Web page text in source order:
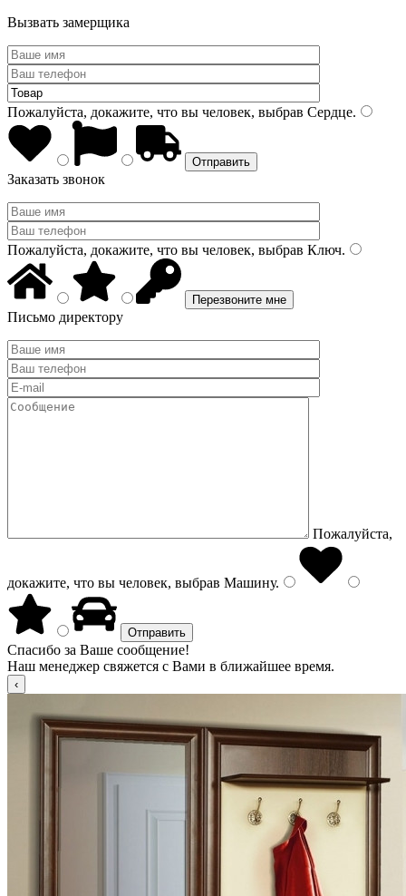
Вызвать замерщика
Пожалуйста, докажите, что вы человек, выбрав Сердце.
Заказать звонок
Пожалуйста, докажите, что вы человек, выбрав Ключ.
Письмо директору
Пожалуйста,
докажите, что вы человек, выбрав Машину.
Спасибо за Ваше сообщение!
Наш менеджер свяжется с Вами в ближайшее время.